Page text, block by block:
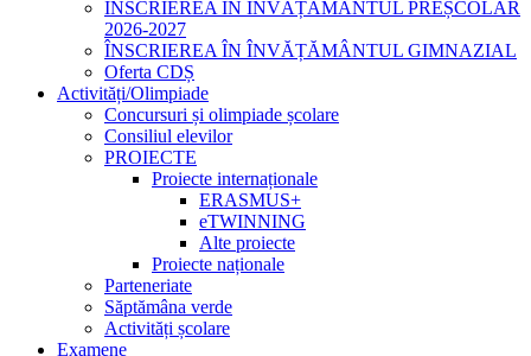
ÎNSCRIEREA ÎN ÎNVĂȚĂMÂNTUL PREȘCOLAR
2026-2027
ÎNSCRIEREA ÎN ÎNVĂȚĂMÂNTUL GIMNAZIAL
Oferta CDȘ
Activități/Olimpiade
Concursuri și olimpiade școlare
Consiliul elevilor
PROIECTE
Proiecte internaționale
ERASMUS+
eTWINNING
Alte proiecte
Proiecte naționale
Parteneriate
Săptămâna verde
Activități școlare
Examene